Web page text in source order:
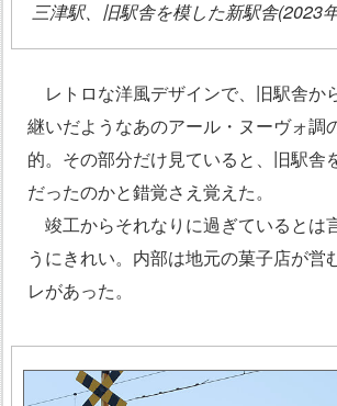
三津駅、旧駅舎を模した新駅舎(2023
レトロな洋風デザインで、旧駅舎か
継いだようなあのアール・ヌーヴォ調
的。その部分だけ見ていると、旧駅舎
だったのかと錯覚さえ覚えた。
竣工からそれなりに過ぎているとは
うにきれい。内部は地元の菓子店が営
レがあった。